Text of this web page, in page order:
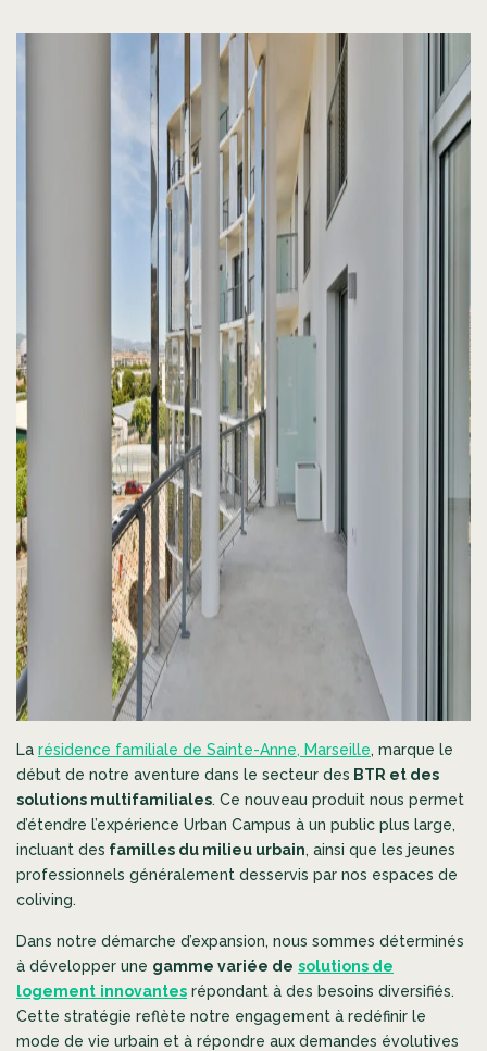
La résidence familiale de Sainte-Anne, Marseille, marque le
début de notre aventure dans le secteur des BTR et des
solutions multifamiliales. Ce nouveau produit nous permet
d’étendre l’expérience Urban Campus à un public plus large,
incluant des familles du milieu urbain, ainsi que les jeunes
professionnels généralement desservis par nos espaces de
coliving.
Dans notre démarche d’expansion, nous sommes déterminés
à développer une gamme variée de solutions de
logement innovantes répondant à des besoins diversifiés.
Cette stratégie reflète notre engagement à redéfinir le
mode de vie urbain et à répondre aux demandes évolutives